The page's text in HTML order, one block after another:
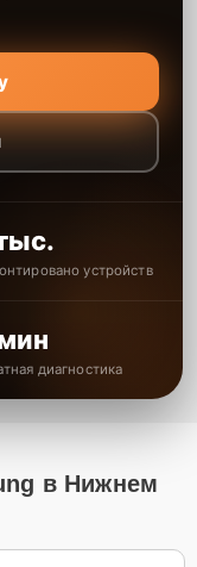
устройств
диагностика
в Нижнем